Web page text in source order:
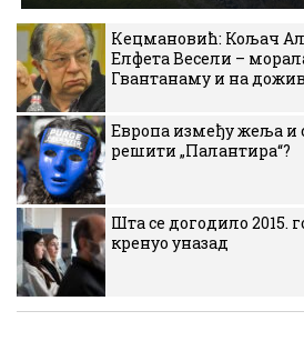
Кецмановић: Кољач
Елфета Весели –
Гвантанаму и на
Европа између жеља и
решити „Палантира“?
Шта се догодило 2015.
кренуо уназад